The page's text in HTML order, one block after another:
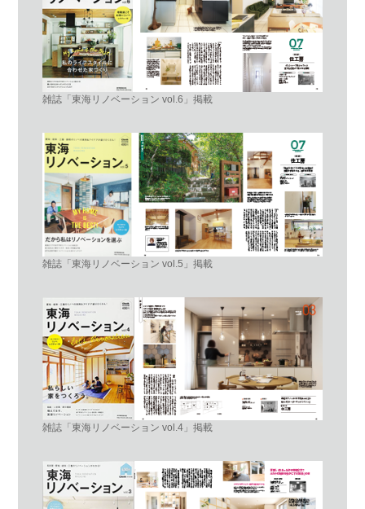
雑誌「東海リノベーション vol.6」掲載
雑誌「東海リノベーション vol.5」掲載
雑誌「東海リノベーション vol.4」掲載